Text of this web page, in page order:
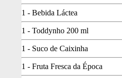
1 - Bebida Láctea
1 - Toddynho 200 ml
1 - Suco de Caixinha
1 - Fruta Fresca da Época